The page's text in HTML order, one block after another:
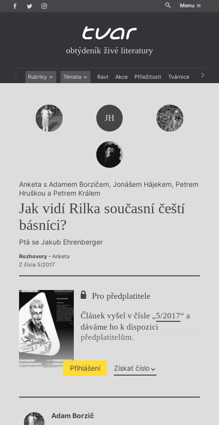
Menu
obtýdeník živé literatury
Rubriky Témata Ravt Akce Příležitosti Tvárnice Archiv
Esejistika
Recenze a reflexe
Reportáže
Mauzoleum
Divadlo
Historie kolonialismu
JH
Anketa s Adamem Borzičem, Jonášem Hájekem, Petrem
Hruškou a Petrem Králem
Jak vidí Rilka současní čeští
básníci?
Ptá se Jakub Ehrenberger
Rozhovory– Anketa
Z čísla 5/2017
Pro předplatitele
Článek vyšel v čísle „5/2017“ a
dáváme ho k dispozici
předplatitelům.
Přihlášení Získat číslo
Chviličku.
Načítá se.
Adam Borzič